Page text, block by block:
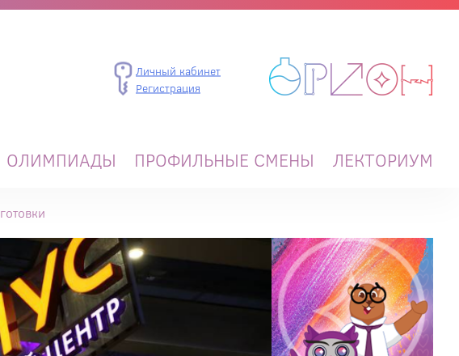
Личный кабинет
Регистрация
ОЛИМПИАДЫ ПРОФИЛЬНЫЕ СМЕНЫ ЛЕКТОРИУМ